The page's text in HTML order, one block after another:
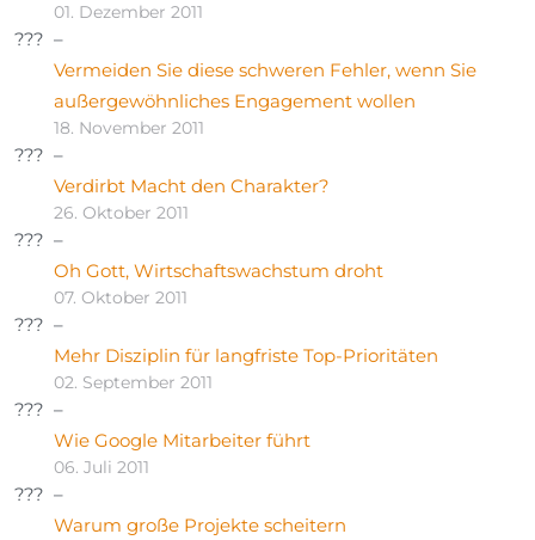
01. Dezember 2011
Vermeiden Sie diese schweren Fehler, wenn Sie
außergewöhnliches Engagement wollen
18. November 2011
Verdirbt Macht den Charakter?
26. Oktober 2011
Oh Gott, Wirtschaftswachstum droht
07. Oktober 2011
Mehr Disziplin für langfriste Top-Prioritäten
02. September 2011
Wie Google Mitarbeiter führt
06. Juli 2011
Warum große Projekte scheitern